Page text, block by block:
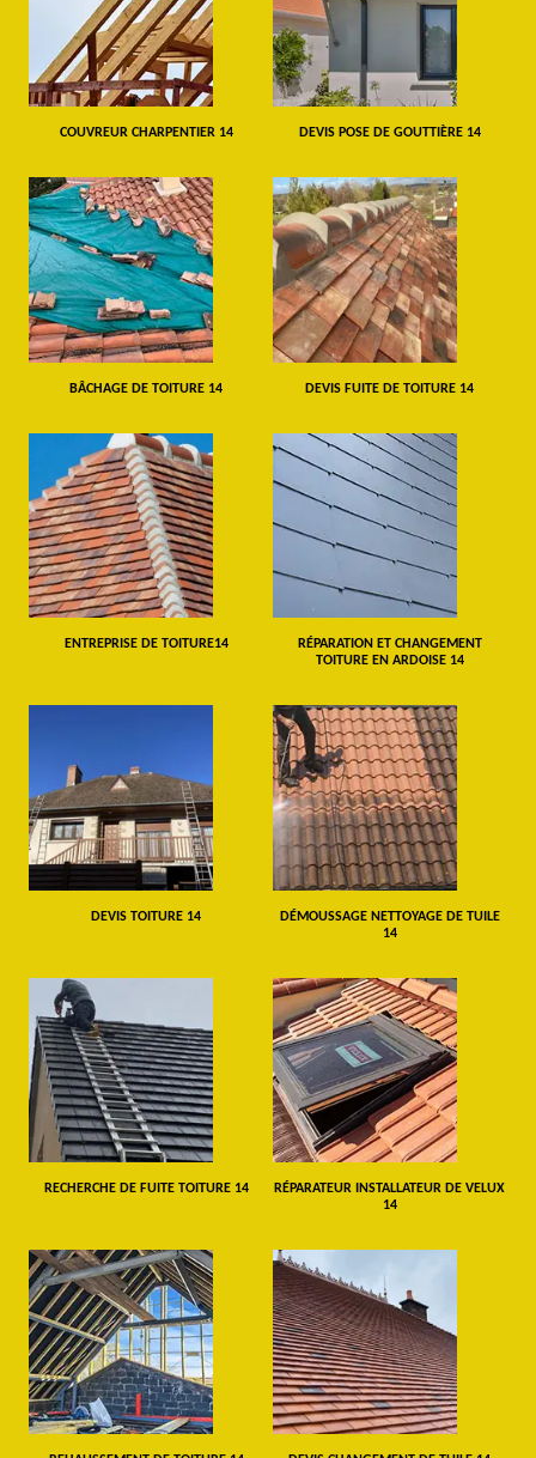
COUVREUR CHARPENTIER 14 DEVIS POSE DE GOUTTIÈRE 14
BÂCHAGE DE TOITURE 14 DEVIS FUITE DE TOITURE 14
ENTREPRISE DE TOITURE14
RÉPARATION ET CHANGEMENT
TOITURE EN ARDOISE 14
DEVIS TOITURE 14
DÉMOUSSAGE NETTOYAGE DE TUILE
14
RECHERCHE DE FUITE TOITURE 14
RÉPARATEUR INSTALLATEUR DE VELUX
14